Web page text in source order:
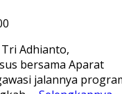
Adhianto,
bersama Aparat
jalannya